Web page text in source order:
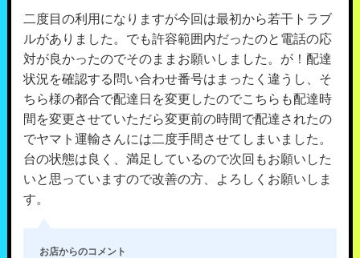
二度目の利用になりますが今回は最初から若干トラブ
ルがありました。でも許容範囲内だったのと電話の応
対が良かったのでそのままお願いしました。が！配達
状況を確認する問い合わせ番号はまったく違うし、そ
ちら様の都合で配達日を変更したのでこちらも配達時
間を変更させていただら変更前の時間で配達されたの
でヤマト運輸さんには二度手間させてしまいました。
台の状態は良く、満足しているので次回もお願いした
いと思っていますので改善の方、よろしくお願いしま
す。
お店からのコメント